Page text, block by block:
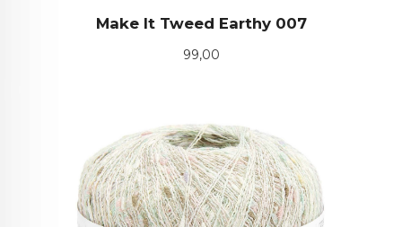
Make It Tweed Earthy 007
Pris
99,00